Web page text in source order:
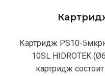
Картридж PS10-
10SL HIDROTEK
картридж